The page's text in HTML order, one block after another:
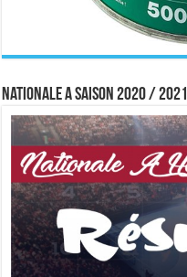
Nationale A saison 2020 / 2021